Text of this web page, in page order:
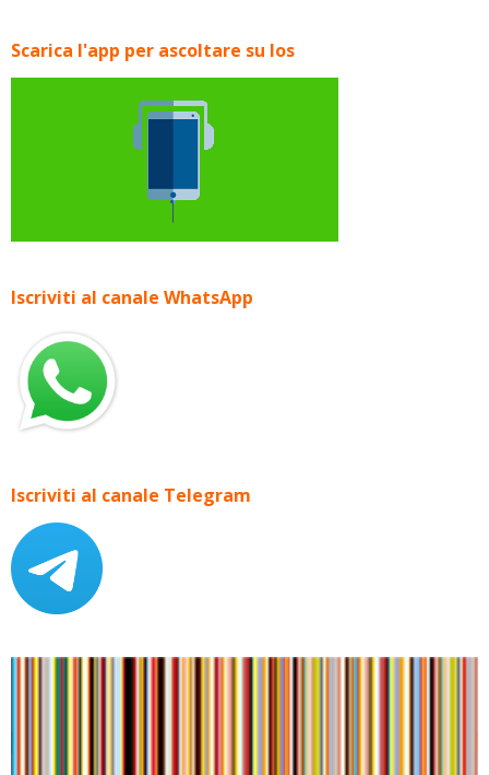
Scarica l'app per ascoltare su Ios
Iscriviti al canale WhatsApp
Iscriviti al canale Telegram